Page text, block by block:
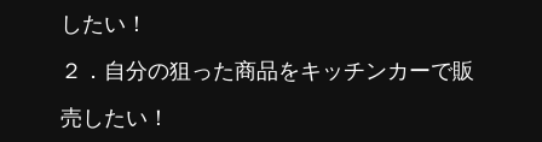
したい！
２．自分の狙った商品をキッチンカーで販
売したい！